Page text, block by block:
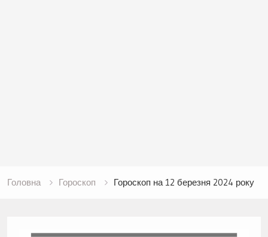
Головна Гороскоп Гороскоп на 12 березня 2024 року